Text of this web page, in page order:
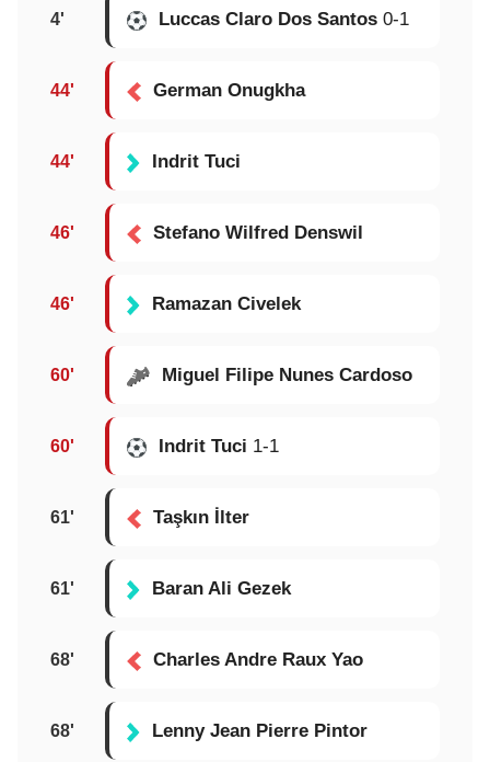
4' Luccas Claro Dos Santos 0-1
44' German Onugkha
44' Indrit Tuci
46' Stefano Wilfred Denswil
46' Ramazan Civelek
60' Miguel Filipe Nunes Cardoso
60' Indrit Tuci 1-1
61' Taşkın İlter
61' Baran Ali Gezek
68' Charles Andre Raux Yao
68' Lenny Jean Pierre Pintor